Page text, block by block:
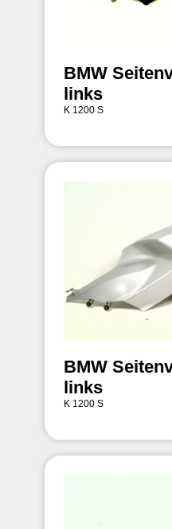
BMW
links
K 1200 S
BMW
links
K 1200 S